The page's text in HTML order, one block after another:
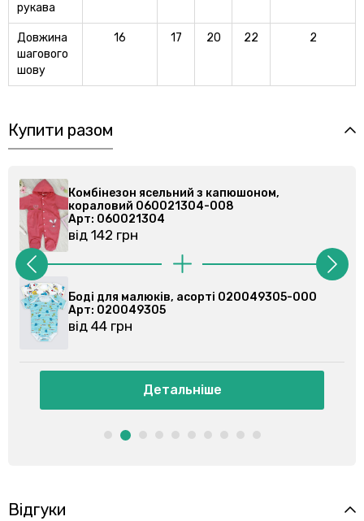
рукава
Довжина
шагового
шову
16 17 20 22 2
Купити разом
Комбінезон ясельний з капюшоном,
кораловий 060021304-008
Арт: 060021304
від 142 грн
Боді для малюків, асорті 020049305-000
Арт: 020049305
від 44 грн
Детальніше
Відгуки